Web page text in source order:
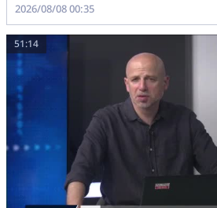
2026/08/08 00:35
51:14